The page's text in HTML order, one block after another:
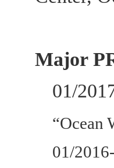
Major
01/
“Ocean
01/